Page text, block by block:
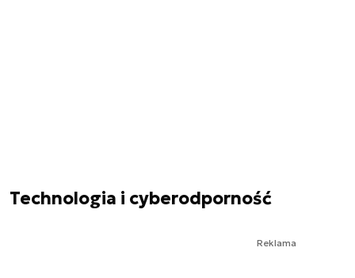
Technologia i cyberodporność
Reklama